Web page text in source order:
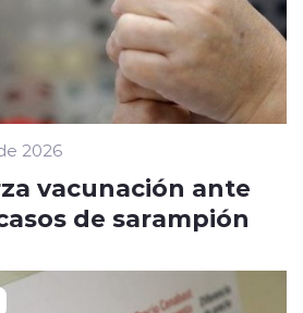
2026
vacunación ante
de sarampión